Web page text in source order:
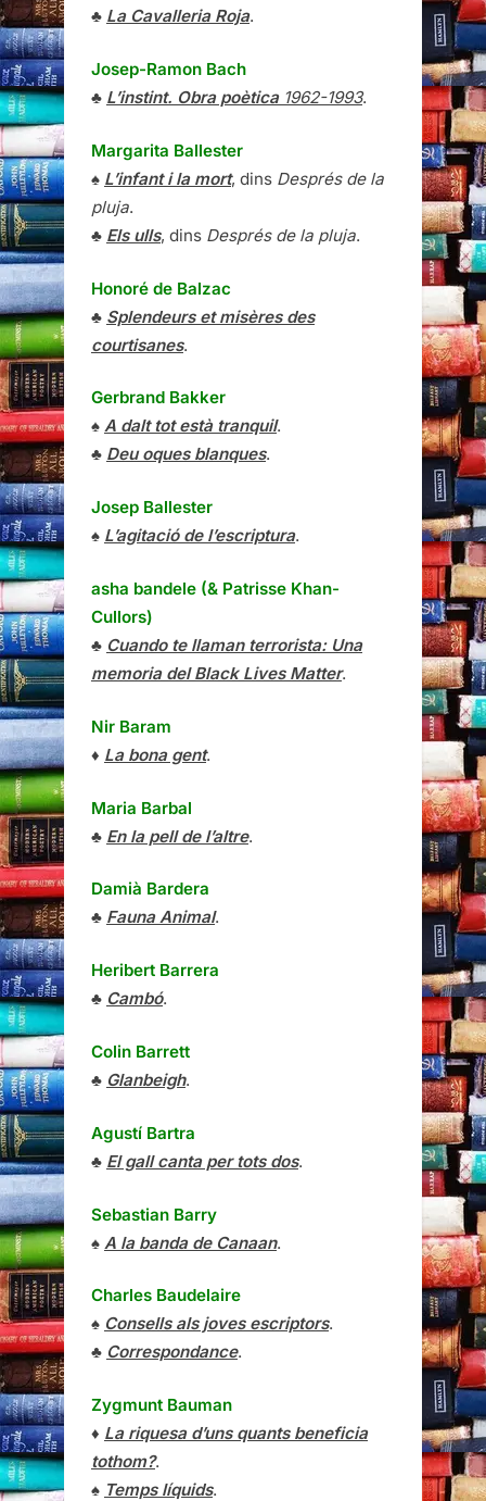
♣ La Cavalleria Roja.
Josep-Ramon Bach
♣ L’instint. Obra poètica1962-1993.
Margarita Ballester
♠ L’infant i la mort, dins Després de la
pluja.
♣ Els ulls, dins Després de la pluja.
Honoré de Balzac
♣ Splendeurs et misères des
courtisanes.
Gerbrand Bakker
♠ A dalt tot està tranquil.
♣ Deu oques blanques.
Josep Ballester
♠ L’agitació de l’escriptura.
asha bandele (& Patrisse Khan-
Cullors)
♣ Cuando te llaman terrorista: Una
memoria del Black Lives Matter.
Nir Baram
♦ La bona gent.
Maria Barbal
♣ En la pell de l’altre.
Damià Bardera
♣ Fauna Animal.
Heribert Barrera
♣ Cambó.
Colin Barrett
♣ Glanbeigh.
Agustí Bartra
♣ El gall canta per tots dos.
Sebastian Barry
♠ A la banda de Canaan.
Charles Baudelaire
♠ Consells als joves escriptors.
♣ Correspondance.
Zygmunt Bauman
♦ La riquesa d’uns quants beneficia
tothom?.
♠ Temps líquids.